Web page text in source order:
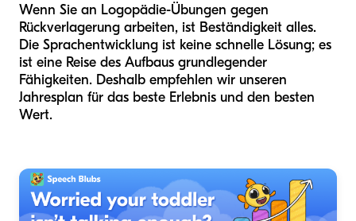
Wenn Sie an Logopädie-Übungen gegen
Rückverlagerung arbeiten, ist Beständigkeit alles.
Die Sprachentwicklung ist keine schnelle Lösung; es
ist eine Reise des Aufbaus grundlegender
Fähigkeiten. Deshalb empfehlen wir unseren
Jahresplan für das beste Erlebnis und den besten
Wert.